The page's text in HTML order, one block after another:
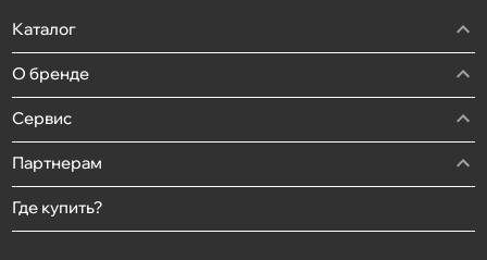
Каталог
О бренде
Сервис
Партнерам
Где купить?